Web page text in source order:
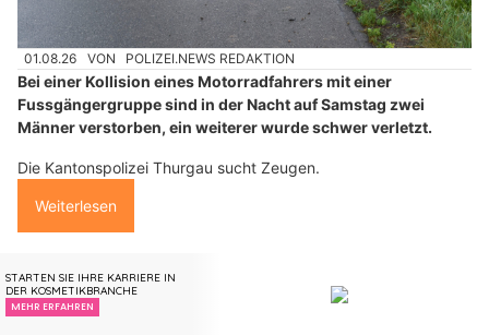
01.08.26 VON POLIZEI.NEWS REDAKTION
Bei einer Kollision eines Motorradfahrers mit einer
Fussgängergruppe sind in der Nacht auf Samstag zwei
Männer verstorben, ein weiterer wurde schwer verletzt.
Die Kantonspolizei Thurgau sucht Zeugen.
Weiterlesen